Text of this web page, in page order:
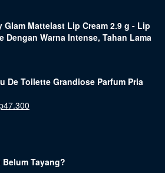
Glam Mattelast Lip Cream 2.9 g - Lip
Dengan Warna Intense, Tahan Lama
De Toilette Grandiose Parfum Pria
47.300
Tayang?